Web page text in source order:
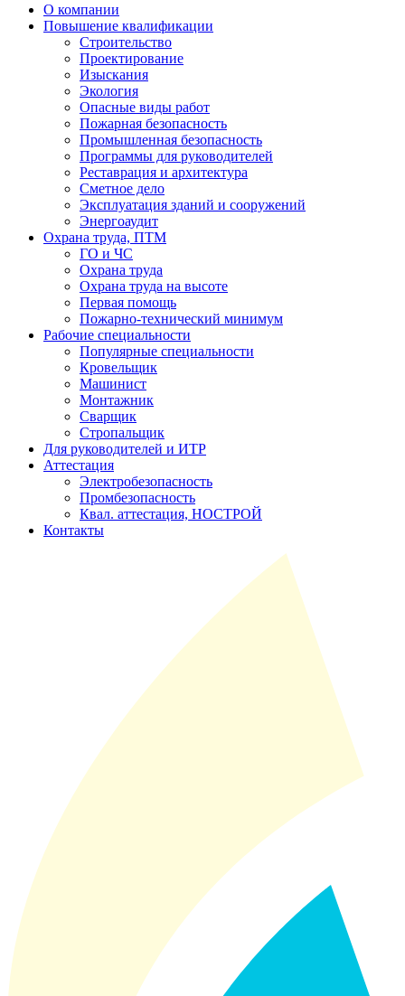
О компании
Повышение квалификации
Строительство
Проектирование
Изыскания
Экология
Опасные виды работ
Пожарная безопасность
Промышленная безопасность
Программы для руководителей
Реставрация и архитектура
Сметное дело
Эксплуатация зданий и сооружений
Энергоаудит
Охрана труда, ПТМ
ГО и ЧС
Охрана труда
Охрана труда на высоте
Первая помощь
Пожарно-технический минимум
Рабочие специальности
Популярные специальности
Кровельщик
Машинист
Монтажник
Сварщик
Стропальщик
Для руководителей и ИТР
Аттестация
Электробезопасность
Промбезопасность
Квал. аттестация, НОСТРОЙ
Контакты